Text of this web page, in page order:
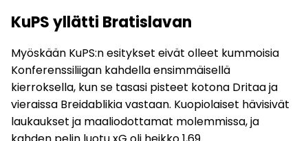
KuPS yllätti Bratislavan
Myöskään KuPS:n esitykset eivät olleet kummoisia
Konferenssiliigan kahdella ensimmäisellä
kierroksella, kun se tasasi pisteet kotona Dritaa ja
vieraissa Breidablikia vastaan. Kuopiolaiset hävisivät
laukaukset ja maaliodottamat molemmissa, ja